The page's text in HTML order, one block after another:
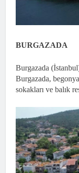
BURGAZADA
Burgazada
Burgazada,
sokakları ve balık